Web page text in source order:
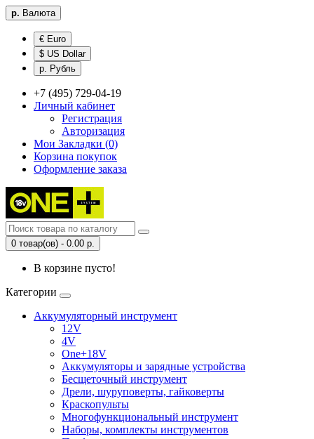
р. Валюта
€ Euro
$ US Dollar
р. Рубль
+7 (495) 729-04-19
Личный кабинет
Регистрация
Авторизация
Мои Закладки (0)
Корзина покупок
Оформление заказа
0 товар(ов) - 0.00 р.
В корзине пусто!
Категории
Аккумуляторный инструмент
12V
4V
One+18V
Аккумуляторы и зарядные устройства
Беcщеточный инструмент
Дрели, шуруповерты, гайковерты
Краскопульты
Многофункциональный инструмент
Наборы, комплекты инструментов